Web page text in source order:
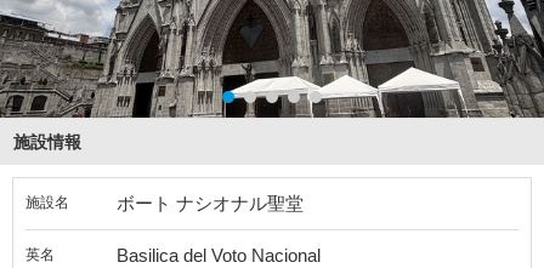
施設情報
施設名 ボート ナシオナル聖堂
英名 Basilica del Voto Nacional